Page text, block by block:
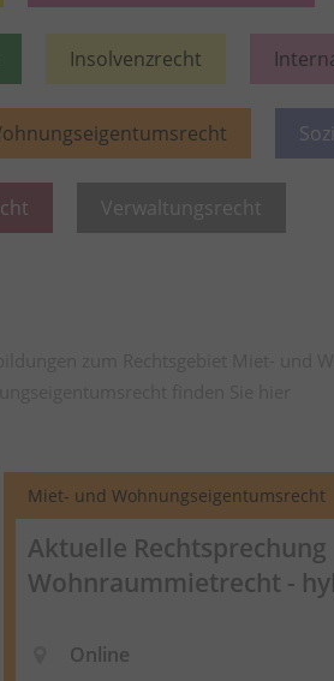
Insolvenzrecht
Verwaltungsrecht
Miet- und Wohnungseigentumsrecht
Aktuelle Rechtsprechung
Wohnraummietrecht -
Online